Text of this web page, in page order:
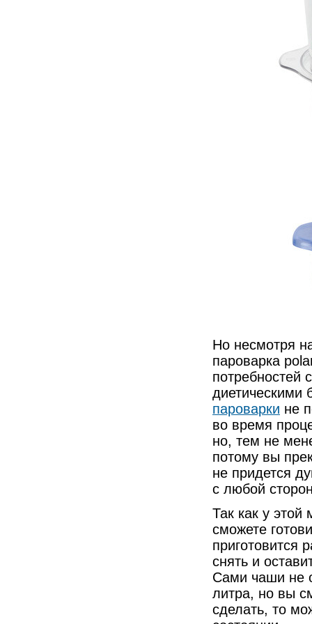
Но несмотря
пароварка
потребностей
диетическими
пароварки не
во время
но, тем не
потому вы
не придется
с любой
Так как у
сможете
приготовится
снять и
Сами чаши не
литра, но вы
сделать, то